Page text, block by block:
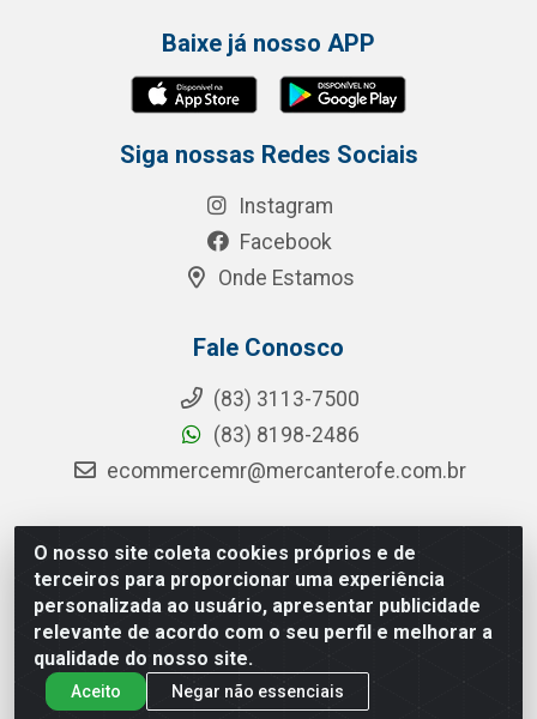
O nosso site coleta cookies próprios e de
terceiros para proporcionar uma experiência
personalizada ao usuário, apresentar publicidade
relevante de acordo com o seu perfil e melhorar a
qualidade do nosso site.
Aceito Negar não essenciais
Baixe já nosso APP
Siga nossas Redes Sociais
Instagram
Facebook
Onde Estamos
Fale Conosco
(83) 3113-7500
(83) 8198-2486
ecommercemr@mercanterofe.com.br
MR Distribuidora - Rua Hortêncio Ribeiro de Luna, 3777 -
Distrito Industrial, João Pessoa/PB - CEP 58081-400 - CNPJ
35.428.312/0001-85